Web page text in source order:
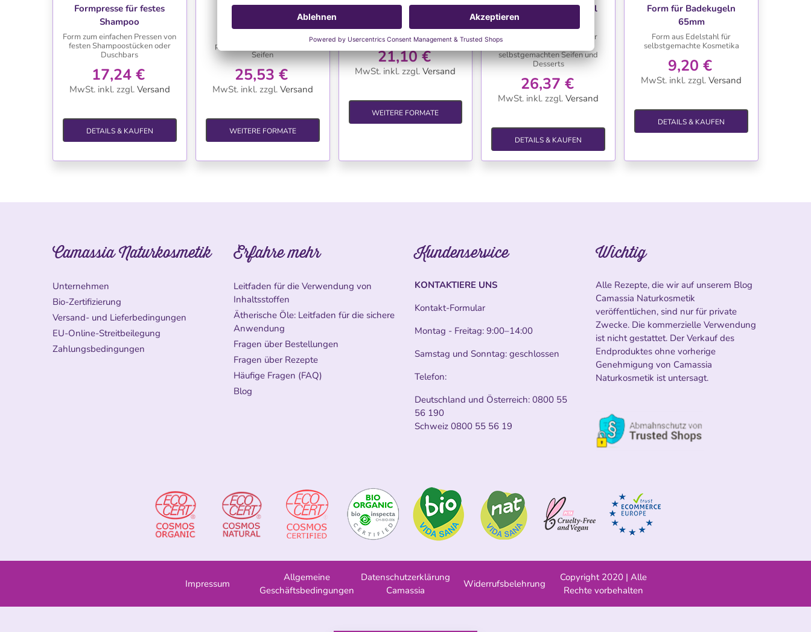
Formpresse für festes
Shampoo
Form zum einfachen Pressen von
festen Shampoostücken oder
Duschbars
17,24 €
MwSt. inkl. zzgl. Versand
DETAILS & KAUFEN
Seifenform
perfekt für selbstgemachte
Seifen
25,53 €
MwSt. inkl. zzgl. Versand
WEITERE FORMATE
Seifenschneider
aus Holz, einfach und praktisch
21,10 €
MwSt. inkl. zzgl. Versand
WEITERE FORMATE
Silikonform Mini-Juwel
hochwertige Silikonform zur
selbstgemachten Seifen und
Desserts
26,37 €
MwSt. inkl. zzgl. Versand
DETAILS & KAUFEN
Form für Badekugeln
65mm
Form aus Edelstahl für
selbstgemachte Kosmetika
9,20 €
MwSt. inkl. zzgl. Versand
DETAILS & KAUFEN
Camassia Naturkosmetik
Unternehmen
Bio-Zertifizierung
Versand- und Lieferbedingungen
EU-Online-Streitbeilegung
Zahlungsbedingungen
Erfahre mehr
Leitfaden für die Verwendung von
Inhaltsstoffen
Ätherische Öle: Leitfaden für die sichere
Anwendung
Fragen über Bestellungen
Fragen über Rezepte
Häufige Fragen (FAQ)
Blog
Kundenservice
KONTAKTIERE UNS
Kontakt-Formular
Montag - Freitag: 9:00–14:00
Samstag und Sonntag: geschlossen
Telefon:
Deutschland und Österreich: 0800 55
56 190
Schweiz 0800 55 56 19
Wichtig
Alle Rezepte, die wir auf unserem Blog
Camassia Naturkosmetik
veröffentlichen, sind nur für private
Zwecke. Die kommerzielle Verwendung
ist nicht gestattet. Der Verkauf des
Endproduktes ohne vorherige
Genehmigung von Camassia
Naturkosmetik ist untersagt.
Impressum
Allgemeine
Geschäftsbedingungen
Datenschutzerklärung
Camassia
Widerrufsbelehrung
Copyright 2020 | Alle
Rechte vorbehalten